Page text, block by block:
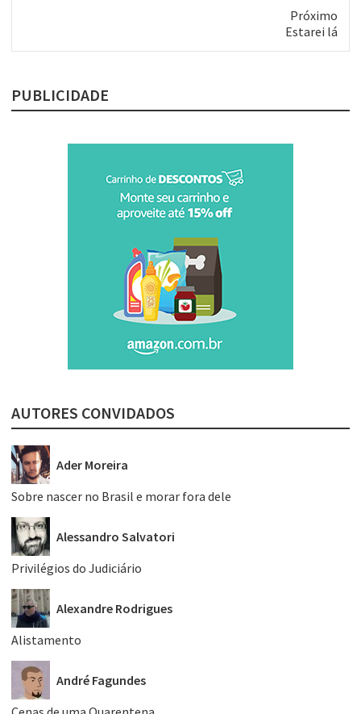
Próximo
post:
Estarei lá
PUBLICIDADE
AUTORES CONVIDADOS
Ader Moreira
Sobre nascer no Brasil e morar fora dele
Alessandro Salvatori
Privilégios do Judiciário
Alexandre Rodrigues
Alistamento
André Fagundes